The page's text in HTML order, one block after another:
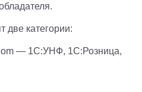
две категории:
— 1С:УНФ, 1С:Розница,